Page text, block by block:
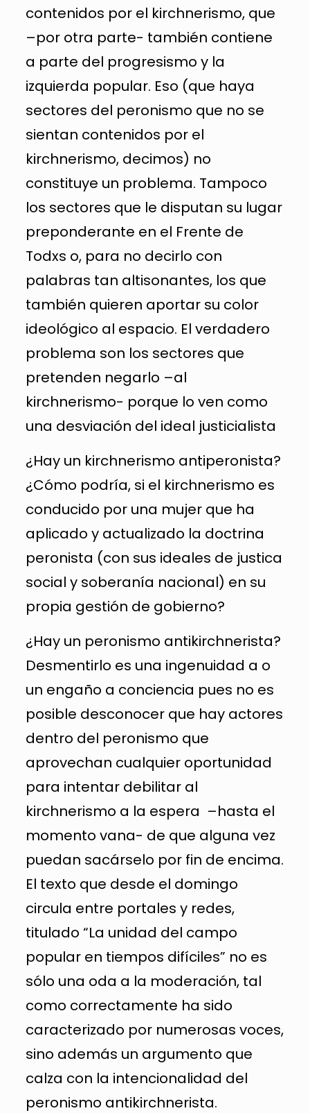
contenidos por el kirchnerismo, que
–por otra parte- también contiene
a parte del progresismo y la
izquierda popular. Eso (que haya
sectores del peronismo que no se
sientan contenidos por el
kirchnerismo, decimos) no
constituye un problema. Tampoco
los sectores que le disputan su lugar
preponderante en el Frente de
Todxs o, para no decirlo con
palabras tan altisonantes, los que
también quieren aportar su color
ideológico al espacio. El verdadero
problema son los sectores que
pretenden negarlo –al
kirchnerismo- porque lo ven como
una desviación del ideal justicialista
¿Hay un kirchnerismo antiperonista?
¿Cómo podría, si el kirchnerismo es
conducido por una mujer que ha
aplicado y actualizado la doctrina
peronista (con sus ideales de justica
social y soberanía nacional) en su
propia gestión de gobierno?
¿Hay un peronismo antikirchnerista?
Desmentirlo es una ingenuidad a o
un engaño a conciencia pues no es
posible desconocer que hay actores
dentro del peronismo que
aprovechan cualquier oportunidad
para intentar debilitar al
kirchnerismo a la espera –hasta el
momento vana- de que alguna vez
puedan sacárselo por fin de encima.
El texto que desde el domingo
circula entre portales y redes,
titulado “La unidad del campo
popular en tiempos difíciles” no es
sólo una oda a la moderación, tal
como correctamente ha sido
caracterizado por numerosas voces,
sino además un argumento que
calza con la intencionalidad del
peronismo antikirchnerista.